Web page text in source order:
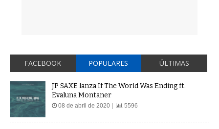
FACEBOOK POPULARES ÚLTIMAS
JP SAXE lanza If The World Was Ending ft.
Evaluna Montaner
08 de abril de 2020 | 5596